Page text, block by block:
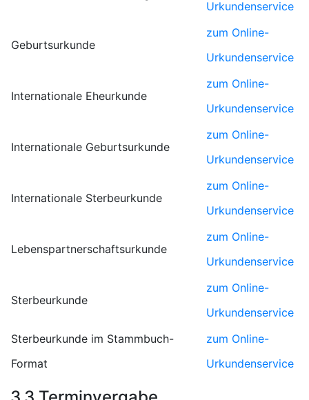
Urkundenservice
Geburtsurkunde
zum Online-
Urkundenservice
Internationale Eheurkunde
zum Online-
Urkundenservice
Internationale Geburtsurkunde
zum Online-
Urkundenservice
Internationale Sterbeurkunde
zum Online-
Urkundenservice
Lebenspartnerschaftsurkunde
zum Online-
Urkundenservice
Sterbeurkunde
zum Online-
Urkundenservice
Sterbeurkunde im Stammbuch-
Format
zum Online-
Urkundenservice